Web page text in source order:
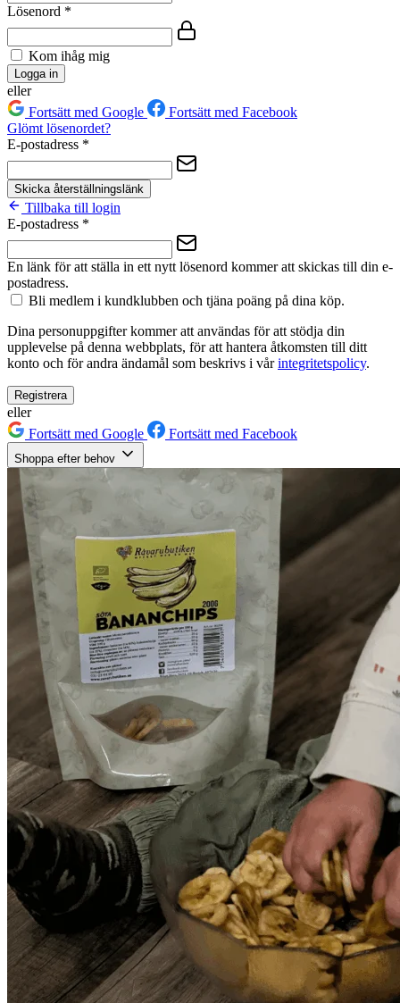
Lösenord *
Kom ihåg mig
Logga in
eller
Fortsätt med Google
Fortsätt med Facebook
Glömt lösenordet?
E-postadress *
Skicka återställningslänk
Tillbaka till login
E-postadress *
En länk för att ställa in ett nytt lösenord kommer att skickas till din e-
postadress.
Bli medlem i kundklubben och tjäna poäng på dina köp.
Dina personuppgifter kommer att användas för att stödja din
upplevelse på denna webbplats, för att hantera åtkomsten till ditt
konto och för andra ändamål som beskrivs i vårintegritetspolicy.
Registrera
eller
Fortsätt med Google
Fortsätt med Facebook
Shoppa efter behov